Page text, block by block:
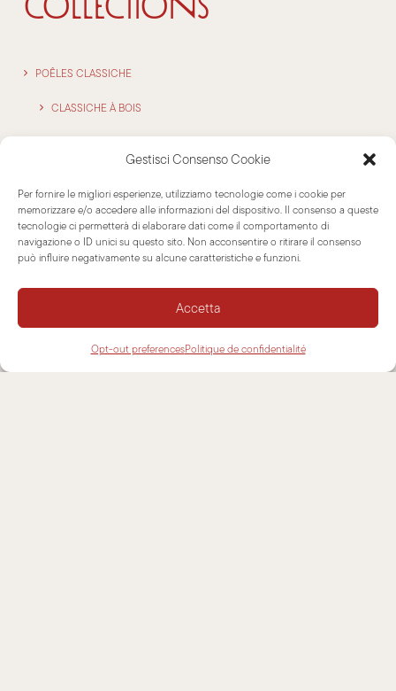
Gestisci Consenso Cookie
Per fornire le migliori esperienze, utilizziamo tecnologie come i cookie per
memorizzare e/o accedere alle informazioni del dispositivo. Il consenso a queste
tecnologie ci permetterà di elaborare dati come il comportamento di
navigazione o ID unici su questo sito. Non acconsentire o ritirare il consenso
può influire negativamente su alcune caratteristiche e funzioni.
Accetta
Opt-out preferencesPolitique de confidentialité
POÊLES CLASSICHE
CLASSICHE À BOIS
OUTDOOR
ATELIER